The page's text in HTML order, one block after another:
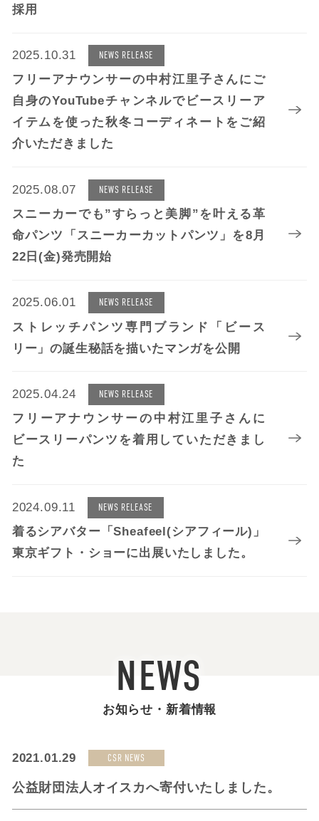
採用
2025.10.31 NEWS RELEASE
フリーアナウンサーの中村江里子さんにご
自身のYouTubeチャンネルでビースリーア
イテムを使った秋冬コーディネートをご紹
介いただきました
2025.08.07 NEWS RELEASE
スニーカーでも”すらっと美脚”を叶える革
命パンツ「スニーカーカットパンツ」を8月
22日(金)発売開始
2025.06.01 NEWS RELEASE
ストレッチパンツ専門ブランド「ビース
リー」の誕生秘話を描いたマンガを公開
2025.04.24 NEWS RELEASE
フリーアナウンサーの中村江里子さんに
ビースリーパンツを着用していただきまし
た
2024.09.11 NEWS RELEASE
着るシアバター「Sheafeel(シアフィール)」
東京ギフト・ショーに出展いたしました。
NEWS
お知らせ・新着情報
2021.01.29 CSR NEWS
公益財団法人オイスカへ寄付いたしました。